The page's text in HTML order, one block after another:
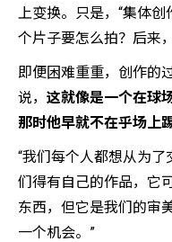
上变换。只是，“集体
个片子要怎么拍？后来
即便困难重重，创作的
说， 这就像是一个在球
那时他早就不在乎场上
“我们每个人都想从为
们得有自己的作品，它
东西，但它是我们的审
一个机会。”